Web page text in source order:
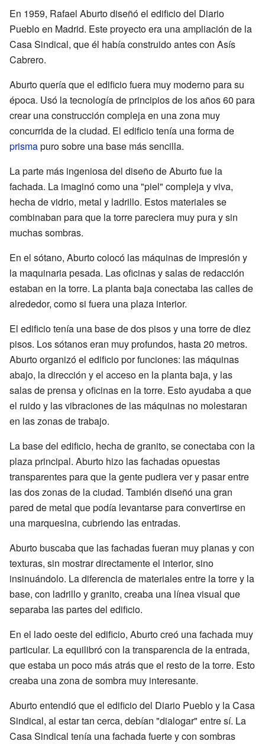
En 1959, Rafael Aburto diseñó el edificio del Diario
Pueblo en Madrid. Este proyecto era una ampliación de la
Casa Sindical, que él había construido antes con Asís
Cabrero.
Aburto quería que el edificio fuera muy moderno para su
época. Usó la tecnología de principios de los años 60 para
crear una construcción compleja en una zona muy
concurrida de la ciudad. El edificio tenía una forma de
prismapuro sobre una base más sencilla.
La parte más ingeniosa del diseño de Aburto fue la
fachada. La imaginó como una "piel" compleja y viva,
hecha de vidrio, metal y ladrillo. Estos materiales se
combinaban para que la torre pareciera muy pura y sin
muchas sombras.
En el sótano, Aburto colocó las máquinas de impresión y
la maquinaria pesada. Las oficinas y salas de redacción
estaban en la torre. La planta baja conectaba las calles de
alrededor, como si fuera una plaza interior.
El edificio tenía una base de dos pisos y una torre de diez
pisos. Los sótanos eran muy profundos, hasta 20 metros.
Aburto organizó el edificio por funciones: las máquinas
abajo, la dirección y el acceso en la planta baja, y las
salas de prensa y oficinas en la torre. Esto ayudaba a que
el ruido y las vibraciones de las máquinas no molestaran
en las zonas de trabajo.
La base del edificio, hecha de granito, se conectaba con la
plaza principal. Aburto hizo las fachadas opuestas
transparentes para que la gente pudiera ver y pasar entre
las dos zonas de la ciudad. También diseñó una gran
pared de metal que podía levantarse para convertirse en
una marquesina, cubriendo las entradas.
Aburto buscaba que las fachadas fueran muy planas y con
texturas, sin mostrar directamente el interior, sino
insinuándolo. La diferencia de materiales entre la torre y la
base, con ladrillo y granito, creaba una línea visual que
separaba las partes del edificio.
En el lado oeste del edificio, Aburto creó una fachada muy
particular. La equilibró con la transparencia de la entrada,
que estaba un poco más atrás que el resto de la torre. Esto
creaba una zona de sombra muy interesante.
Aburto entendió que el edificio del Diario Pueblo y la Casa
Sindical, al estar tan cerca, debían "dialogar" entre sí. La
Casa Sindical tenía una fachada fuerte y con sombras